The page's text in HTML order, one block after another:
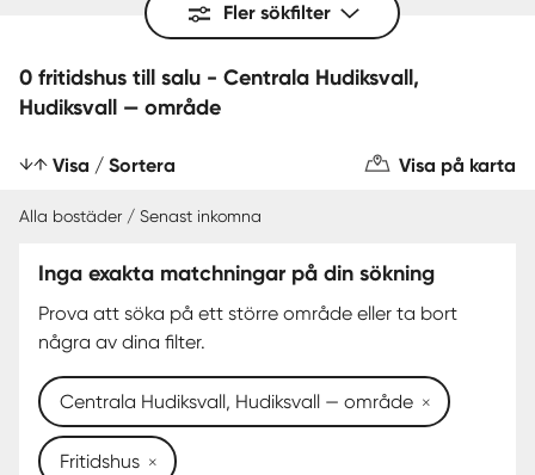
Fler sökfilter
0 fritidshus till salu - Centrala Hudiksvall,
Hudiksvall — område
Visa / Sortera Visa på karta
Alla bostäder / Senast inkomna
Inga exakta matchningar på din sökning
Prova att söka på ett större område eller ta bort
några av dina filter.
Centrala Hudiksvall, Hudiksvall — område
Fritidshus